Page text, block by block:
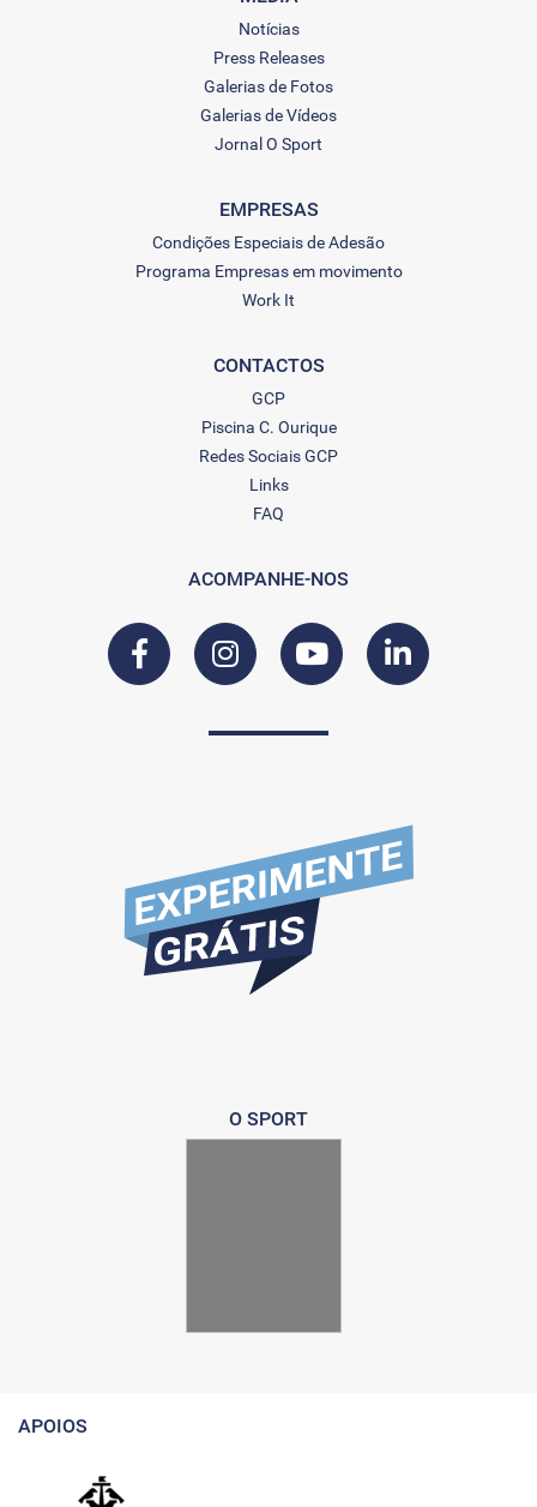
Notícias
Press Releases
Galerias de Fotos
Galerias de Vídeos
Jornal O Sport
EMPRESAS
Condições Especiais de Adesão
Programa Empresas em movimento
Work It
CONTACTOS
GCP
Piscina C. Ourique
Redes Sociais GCP
Links
FAQ
ACOMPANHE-NOS
O SPORT
APOIOS